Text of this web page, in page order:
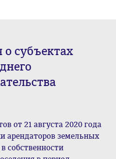
субъектах
от 21 августа 2020 года
арендаторов земельных
собственности